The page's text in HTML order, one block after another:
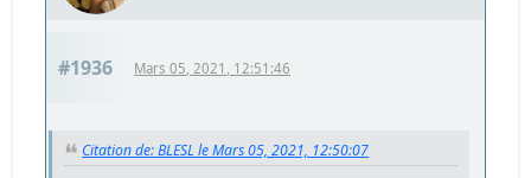
#1936 Mars 05, 2021, 12:51:46
Citation de: BLESL le Mars 05, 2021, 12:50:07